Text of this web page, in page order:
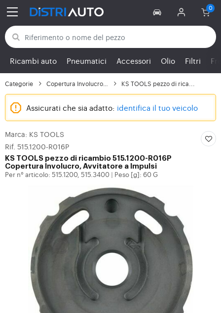
Torna alle categorie
Ricambi auto Pneumatici Accessori Olio Filtri
Categorie KS TOOLS pezzo di rica...
Assicurati che sia adatto: identifica il tuo veicolo
Marca: KS TOOLS
Rif. 515.1200-R016P
KS TOOLS pezzo di ricambio 515.1200-R016P
Copertura Involucro, Avvitatore a Impulsi
Per n° articolo: 515.1200, 515.3400 Peso [g]: 60 G